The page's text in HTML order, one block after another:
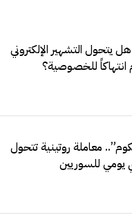
يتحول التشهير الإلكتروني
انتهاكاً للخصوصية؟
معاملة روتينية تتحول
للسوريين